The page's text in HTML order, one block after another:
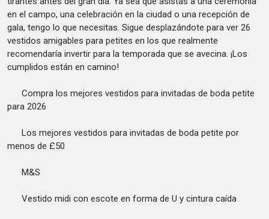
en el campo, una celebración en la ciudad o una recepción de
gala, tengo lo que necesitas. Sigue desplazándote para ver 26
vestidos amigables para petites en los que realmente
recomendaría invertir para la temporada que se avecina. ¡Los
cumplidos están en camino!
Compra los mejores vestidos para invitadas de boda petite
para 2026
Los mejores vestidos para invitadas de boda petite por
menos de £50
M&S
Vestido midi con escote en forma de U y cintura caída